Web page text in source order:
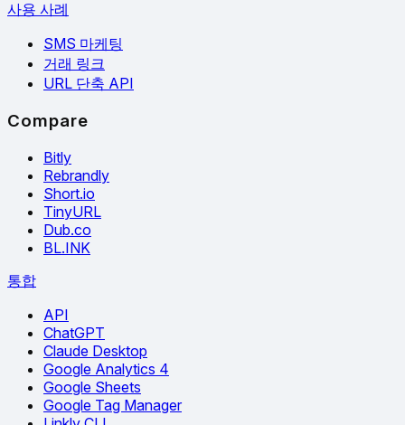
사용 사례
SMS 마케팅
거래 링크
URL 단축 API
Compare
Bitly
Rebrandly
Short.io
TinyURL
Dub.co
BL.INK
통합
API
ChatGPT
Claude Desktop
Google Analytics 4
Google Sheets
Google Tag Manager